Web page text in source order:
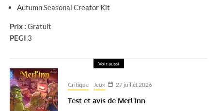
Autumn Seasonal Creator Kit
Prix : Gratuit
PEGI 3
Voir aussi
Critique Jeux 27 juillet 2026
Test et avis de Merl’Inn